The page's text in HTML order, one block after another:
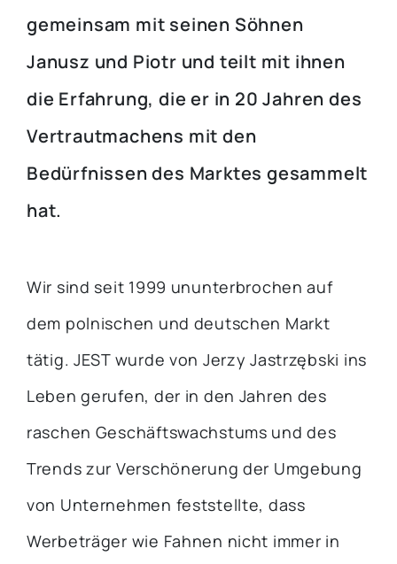
gemeinsam mit seinen Söhnen
Janusz und Piotr und teilt mit ihnen
die Erfahrung, die er in 20 Jahren des
Vertrautmachens mit den
Bedürfnissen des Marktes gesammelt
hat.
Wir sind seit 1999 ununterbrochen auf
dem polnischen und deutschen Markt
tätig. JEST wurde von Jerzy Jastrzębski ins
Leben gerufen, der in den Jahren des
raschen Geschäftswachstums und des
Trends zur Verschönerung der Umgebung
von Unternehmen feststellte, dass
Werbeträger wie Fahnen nicht immer in